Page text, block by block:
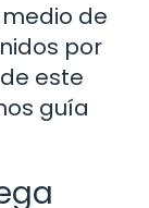
de
por
este
guía